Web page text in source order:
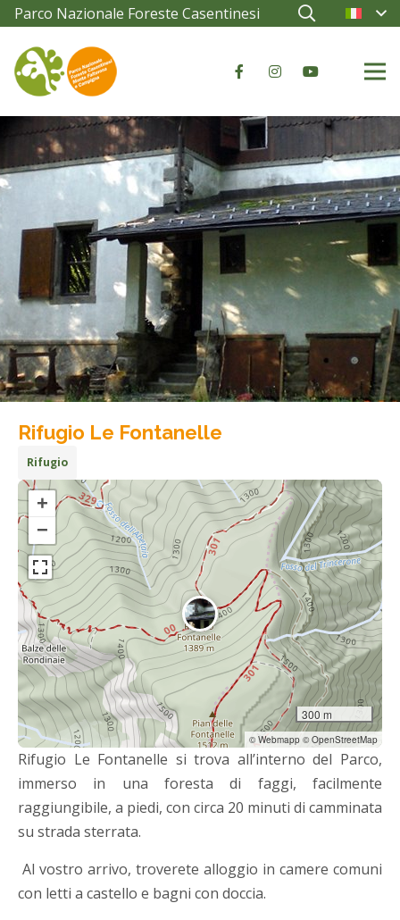
Parco Nazionale Foreste Casentinesi
Rifugio Le Fontanelle
Rifugio
+
−
300 m
© Webmapp © OpenStreetMap
Rifugio Le Fontanelle si trova all’interno del Parco,
immerso in una foresta di faggi, facilmente
raggiungibile, a piedi, con circa 20 minuti di camminata
su strada sterrata.
Al vostro arrivo, troverete alloggio in camere comuni
con letti a castello e bagni con doccia.